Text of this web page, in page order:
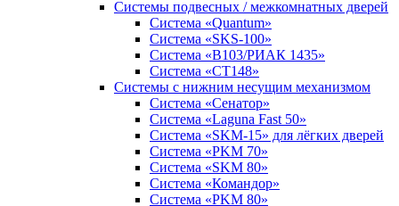
Системы подвесных / межкомнатных дверей
Система «Quantum»
Система «SKS-100»
Система «B103/РИАК 1435»
Система «СТ148»
Системы с нижним несущим механизмом
Система «Сенатор»
Система «Laguna Fast 50»
Система «SKM-15» для лёгких дверей
Система «PKM 70»
Система «SKM 80»
Система «Командор»
Система «PKM 80»